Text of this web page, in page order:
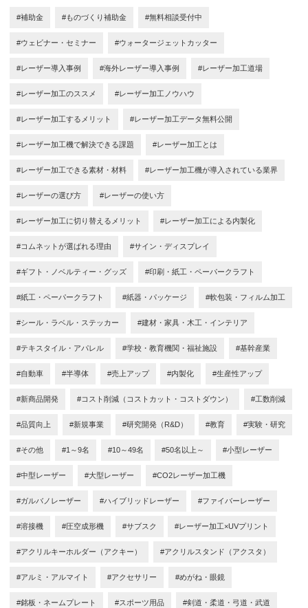
#補助金 #ものづくり補助金 #無料相談受付中
#ウェビナー・セミナー #ウォータージェットカッター
#レーザー導入事例 #海外レーザー導入事例 #レーザー加工道場
#レーザー加工のススメ #レーザー加工ノウハウ
#レーザー加工するメリット #レーザー加工データ無料公開
#レーザー加工機で解決できる課題 #レーザー加工とは
#レーザー加工できる素材・材料 #レーザー加工機が導入されている業界
#レーザーの選び方 #レーザーの使い方
#レーザー加工に切り替えるメリット #レーザー加工による内製化
#コムネットが選ばれる理由 #サイン・ディスプレイ
#ギフト・ノベルティー・グッズ #印刷・紙工・ペーパークラフト
#紙工・ペーパークラフト #紙器・パッケージ #軟包装・フィルム加工
#シール・ラベル・ステッカー #建材・家具・木工・インテリア
#テキスタイル・アパレル #学校・教育機関・福祉施設 #基幹産業
#自動車 #半導体 #売上アップ #内製化 #生産性アップ
#新商品開発 #コスト削減（コストカット・コストダウン） #工数削減
#品質向上 #新規事業 #研究開発（R&D） #教育 #実験・研究
#その他 #1～9名 #10～49名 #50名以上～ #小型レーザー
#中型レーザー #大型レーザー #CO2レーザー加工機
#ガルバノレーザー #ハイブリッドレーザー #ファイバーレーザー
#溶接機 #圧空成形機 #サブスク #レーザー加工×UVプリント
#アクリルキーホルダー（アクキー） #アクリルスタンド（アクスタ）
#アルミ・アルマイト #アクセサリー #めがね・眼鏡
#銘板・ネームプレート #スポーツ用品 #剣道・柔道・弓道・武道